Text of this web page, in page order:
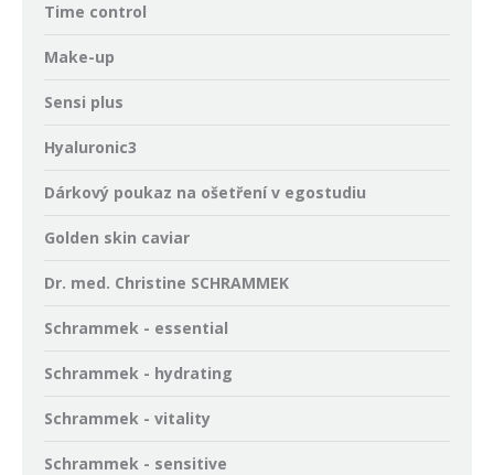
Time control
Make-up
Sensi plus
Hyaluronic3
Dárkový poukaz na ošetření v egostudiu
Golden skin caviar
Dr. med. Christine SCHRAMMEK
Schrammek - essential
Schrammek - hydrating
Schrammek - vitality
Schrammek - sensitive